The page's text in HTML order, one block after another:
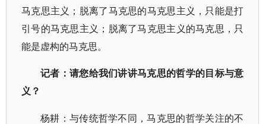
马克思主义；脱离了马克思的马克思主义，只能是打
引号的马克思主义；脱离了马克思主义的马克思，只
能是虚构的马克思。
记者：请您给我们讲讲马克思的哲学的目标与意
义？
杨耕：与传统哲学不同，马克思的哲学关注的不